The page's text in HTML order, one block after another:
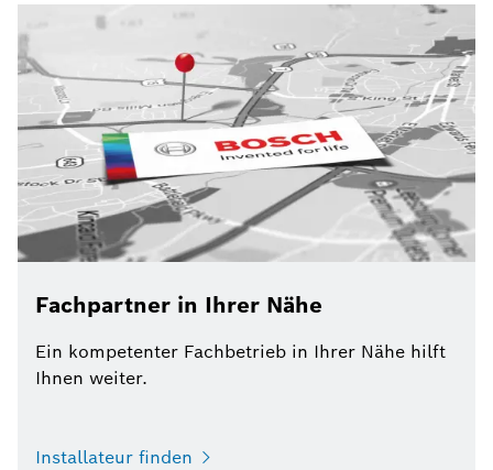
Fachpartner in Ihrer Nähe
Ein kompetenter Fachbetrieb in Ihrer Nähe hilft
Ihnen weiter.
Installateur finden